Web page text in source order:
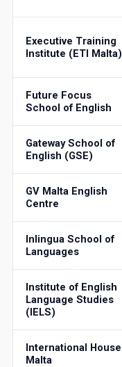
Executive Training
Institute (ETI Malta)
Future Focus
School of English
Gateway School of
English (GSE)
GV Malta English
Centre
Inlingua School of
Languages
Institute of English
Language Studies
(IELS)
International House
Malta